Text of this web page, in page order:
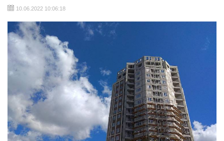
10.06.2022 10:06:18